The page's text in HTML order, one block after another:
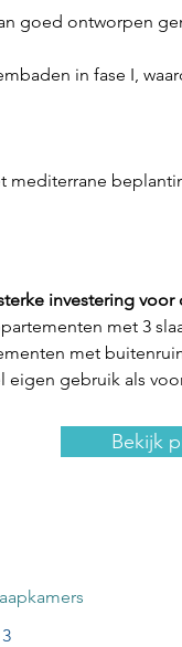
goed ontworpen
in fase I,
mediterrane
investering
met 3
met
eigen gebruik als
Bekijk